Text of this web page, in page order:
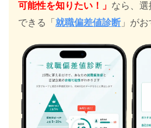
可能性を知りたい！」 なら、
できる「 就職偏差値診断 」が